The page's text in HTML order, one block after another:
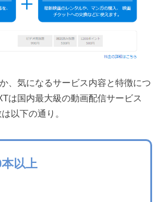
、気になるサービス内容と特徴につ
は国内最大級の動画配信サービス
以下の通り。
以上